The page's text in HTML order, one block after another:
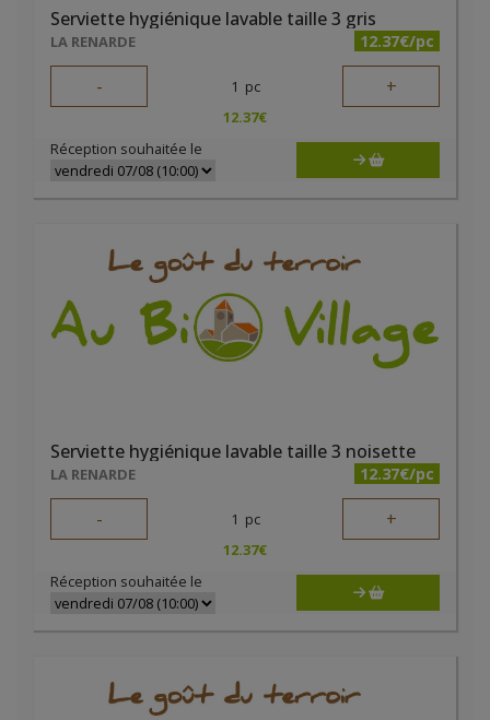
Serviette hygiénique lavable taille 3 gris
LA RENARDE 12.37€/pc
- 1 pc +
12.37€
Réception souhaitée le
Serviette hygiénique lavable taille 3 noisette
LA RENARDE 12.37€/pc
- 1 pc +
12.37€
Réception souhaitée le